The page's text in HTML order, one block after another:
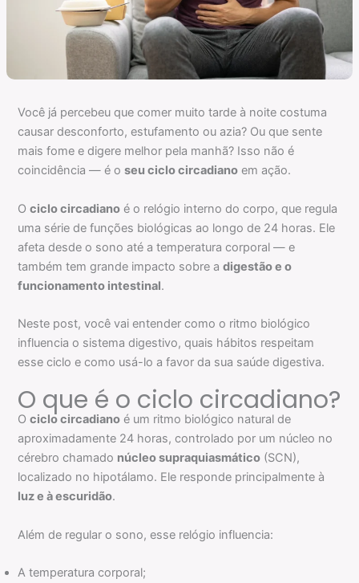
Você já percebeu que comer muito tarde à noite costuma
causar desconforto, estufamento ou azia? Ou que sente
mais fome e digere melhor pela manhã? Isso não é
coincidência — é oseu ciclo circadiano em ação.
Ociclo circadiano é o relógio interno do corpo, que regula
uma série de funções biológicas ao longo de 24 horas. Ele
afeta desde o sono até a temperatura corporal — e
também tem grande impacto sobre adigestão e o
funcionamento intestinal.
Neste post, você vai entender como o ritmo biológico
influencia o sistema digestivo, quais hábitos respeitam
esse ciclo e como usá-lo a favor da sua saúde digestiva.
O que é o ciclo circadiano?
Ociclo circadiano é um ritmo biológico natural de
aproximadamente 24 horas, controlado por um núcleo no
cérebro chamado núcleo supraquiasmático (SCN),
localizado no hipotálamo. Ele responde principalmente à
luz e à escuridão.
Além de regular o sono, esse relógio influencia:
A temperatura corporal;